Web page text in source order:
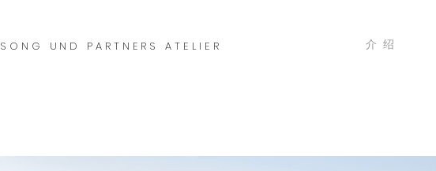
SONG UND PARTNERS ATELIER 介绍